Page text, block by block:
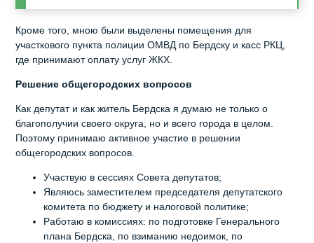
Кроме того, мною были выделены помещения для
участкового пункта полиции ОМВД по Бердску и касс РКЦ,
где принимают оплату услуг ЖКХ.
Решение общегородских вопросов
Как депутат и как житель Бердска я думаю не только о
благополучии своего округа, но и всего города в целом.
Поэтому принимаю активное участие в решении
общегородских вопросов.
Участвую в сессиях Совета депутатов;
Являюсь заместителем председателя депутатского
комитета по бюджету и налоговой политике;
Работаю в комиссиях: по подготовке Генерального
плана Бердска, по взиманию недоимок, по